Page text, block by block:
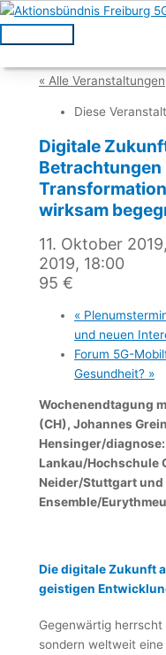
Zum
Hauptmenü
« Alle Veranstaltungen
Diese
Digitale
wirksam
11. Oktober
2019, 18:00
95 €
«
und neuen
Forum 5G-
Gesundheit? »
Wochenendtagung
(CH), Johannes
Hensinger/
Lankau/Hochschule
Neider/Stuttgart
Ensemble/
Die digitale Zukunft
geistigen
Gegenwärtig
sondern weltweit